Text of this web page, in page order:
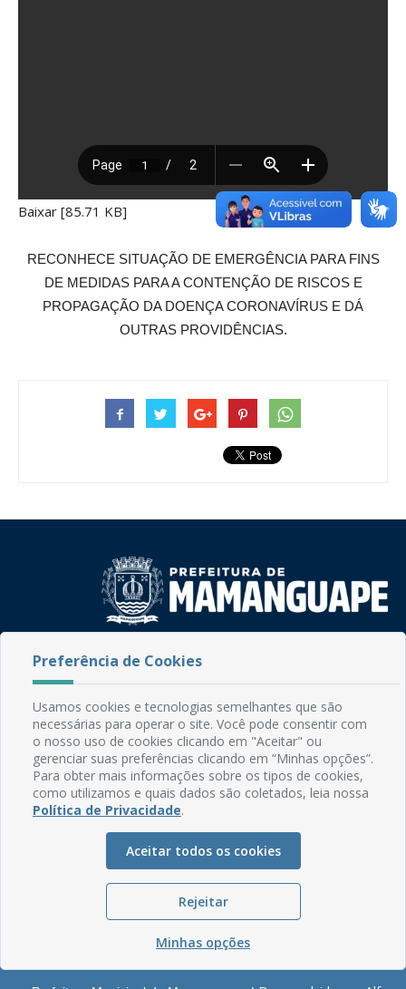
Baixar [85.71 KB]
RECONHECE SITUAÇÃO DE EMERGÊNCIA PARA FINS
DE MEDIDAS PARA A CONTENÇÃO DE RISCOS E
PROPAGAÇÃO DA DOENÇA CORONAVÍRUS E DÁ
OUTRAS PROVIDÊNCIAS.
Rua do Imperador, 78, Centro
Email: comunicacao@mamanguape.pb.gov.br
Expediente: Segunda à Sexta, das 08h às 13h
Mapa do Site
Perguntas frequentes
Glossário
Ouvidoria
Serviços Internos
Política de Privacidade
Preferência de Cookies
Usamos cookies e tecnologias semelhantes que são
necessárias para operar o site. Você pode consentir com
o nosso uso de cookies clicando em "Aceitar" ou
gerenciar suas preferências clicando em “Minhas opções”.
Para obter mais informações sobre os tipos de cookies,
como utilizamos e quais dados são coletados, leia nossa
Política de Privacidade.
Aceitar todos os cookies
Rejeitar
Minhas opções